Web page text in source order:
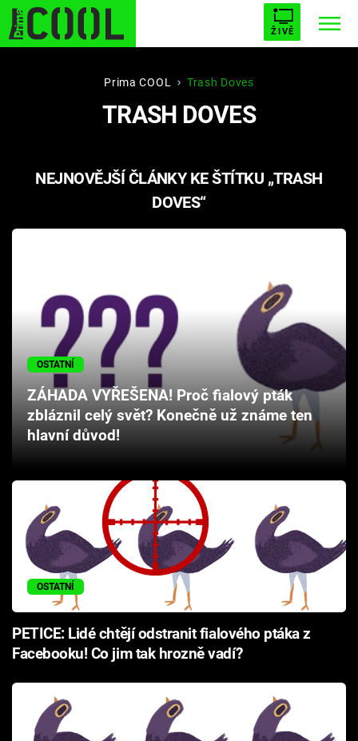
ŽIVĚ
STARHOUSE BUFFY, PŘEMOŽITELKA UPÍRŮ
PLNEJ KOTEL AVENGERS 5
Seriály
Cool Esport
Pořady
Sledujte prima+
Přihlášení
Sledujte nás
Prima COOL Trash Doves
TRASH DOVES
NEJNOVĚJŠÍ ČLÁNKY KE ŠTÍTKU „TRASH
DOVES“
OSTATNÍ
ZÁHADA VYŘEŠENA! Proč fialový pták
zbláznil celý svět? Konečně už známe ten
hlavní důvod!
OSTATNÍ
PETICE: Lidé chtějí odstranit fialového ptáka z
Facebooku! Co jim tak hrozně vadí?